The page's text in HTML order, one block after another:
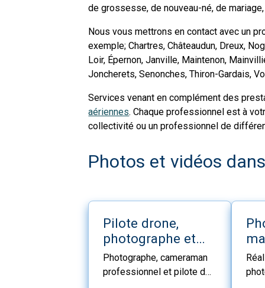
de grossesse, de nouveau-né, de
Nous vous mettrons en contact avec un
exemple; Chartres, Châteaudun, Dreux,
Loir, Épernon, Janville, Maintenon,
Joncherets, Senonches, Thiron-Gardais,
Services venant en complément des
aériennes. Chaque professionnel est à
collectivité ou un professionnel de
Photos et vidéos
Pilote drone,
photographe et
cameraman Eure
et Loir
Photographe, cameraman
professionnel et pilote de